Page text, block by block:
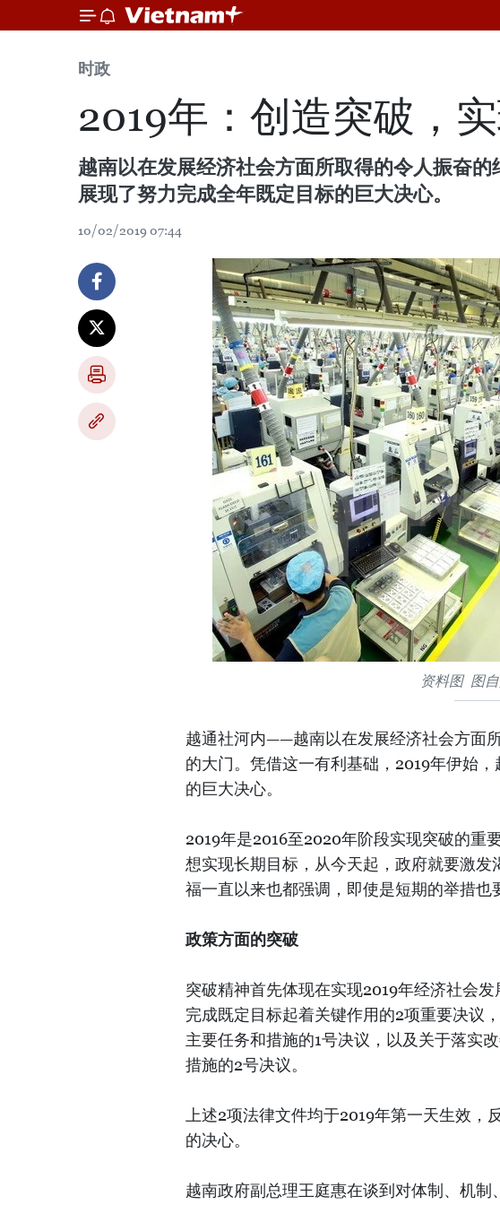
时政
2019年：创造突破，
越南以在发展经济社会方面所取得的令人振奋
展现了努力完成全年既定目标的巨大决心。
10/02/2019 07:44
资料图 图
越通社河内——越南以在发展经济社会方面
的大门。凭借这一有利基础，2019年伊始
的巨大决心。
2019年是2016至2020年阶段实现突破的重
想实现长期目标，从今天起，政府就要激
福一直以来也都强调，即使是短期的举措也
政策方面的突破
突破精神首先体现在实现2019年经济社会
完成既定目标起着关键作用的2项重要决议
主要任务和措施的1号决议，以及关于落实
措施的2号决议。
上述2项法律文件均于2019年第一天生效
的决心。
越南政府副总理王庭惠在谈到对体制、机